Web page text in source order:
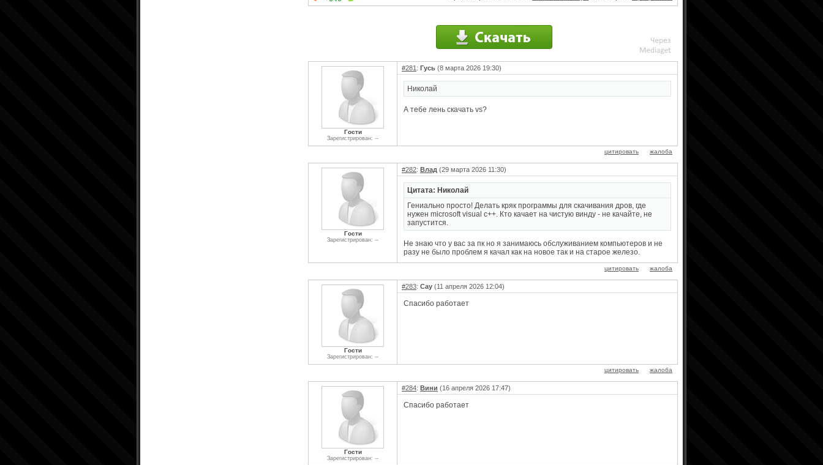
Гости
Зарегистрирован: --
#281 : Гусь (8 марта 2026 19:30)
Николай
А тебе лень скачать vs?
цитировать жалоба
Гости
Зарегистрирован: --
#282: Влад (29 марта 2026 11:30)
Цитата: Николай
Гениально просто! Делать кряк программы для скачивания дров, где
нужен microsoft visual c++. Кто качает на чистую винду - не качайте, не
запустится.
Не знаю что у вас за пк но я занимаюсь обслуживанием компьютеров и не
разу не было проблем я качал как на новое так и на старое железо.
цитировать жалоба
Гости
Зарегистрирован: --
#283: Cay (11 апреля 2026 12:04)
Спасибо работает
цитировать жалоба
Гости
Зарегистрирован: --
#284: Вини (16 апреля 2026 17:47)
Спасибо работает